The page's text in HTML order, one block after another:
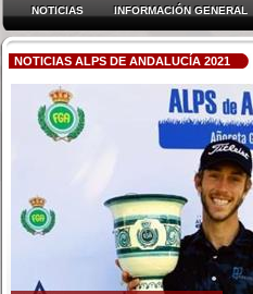
NOTICIAS INFORMACIÓN GENERAL
NOTICIAS ALPS DE ANDALUCÍA 2021